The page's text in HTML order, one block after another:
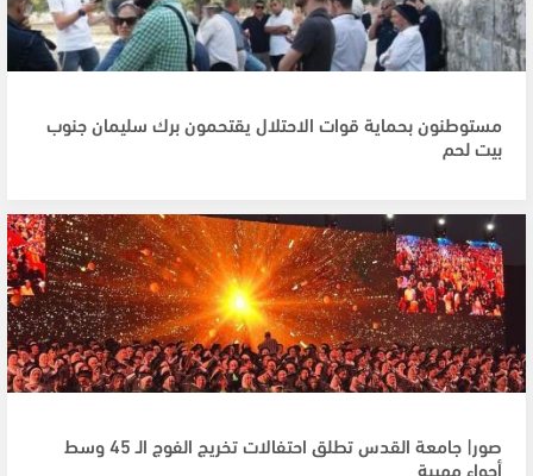
مستوطنون بحماية قوات الاحتلال يقتحمون برك سليمان جنوب
بيت لحم
صور| جامعة القدس تطلق احتفالات تخريج الفوج الـ 45 وسط
أجواء مهيبة